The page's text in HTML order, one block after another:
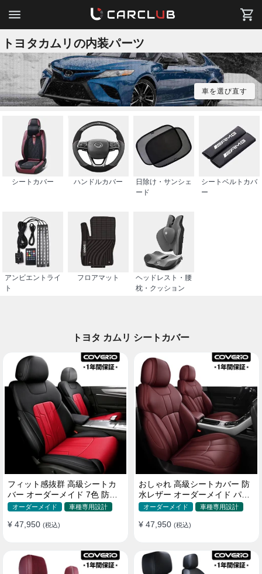
トヨタカムリの内装パーツ
車を選び直す
シートカバー ハンドルカバー
日除け・サンシェ
ード
シートベルトカバ
ー
アンビエントライ
ト
フロアマット
ヘッドレスト・腰
枕・クッション
トヨタ カムリ シートカバー
フィット感抜群 高級シートカ
バー オーダーメイド 7色 防水
レザー おしゃれ 全席セット
オーダーメイド 車種専用設計
¥ 47,950 (税込)
おしゃれ 高級シートカバー 防
水レザー オーダーメイド パン
チング加工 9色 全席セット
オーダーメイド 車種専用設計
¥ 47,950 (税込)